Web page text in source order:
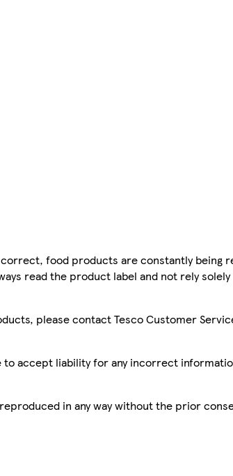
food products are constantly being
read the product label and not rely
please contact Tesco Customer
accept liability for any incorrect
in any way without the prior